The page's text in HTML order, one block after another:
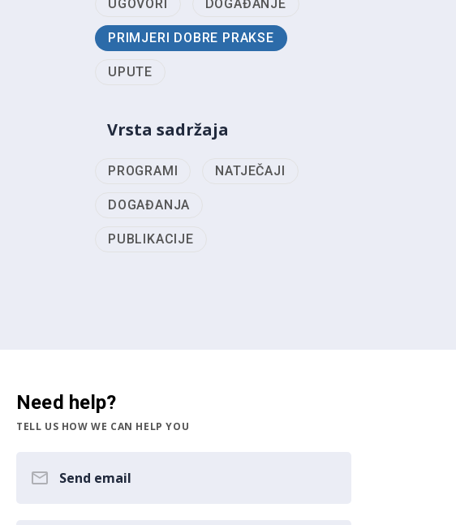
UGOVORI DOGAĐANJE
PRIMJERI DOBRE PRAKSE
UPUTE
Vrsta sadržaja
PROGRAMI NATJEČAJI
DOGAĐANJA
PUBLIKACIJE
Need help?
TELL US HOW WE CAN HELP YOU
Send email